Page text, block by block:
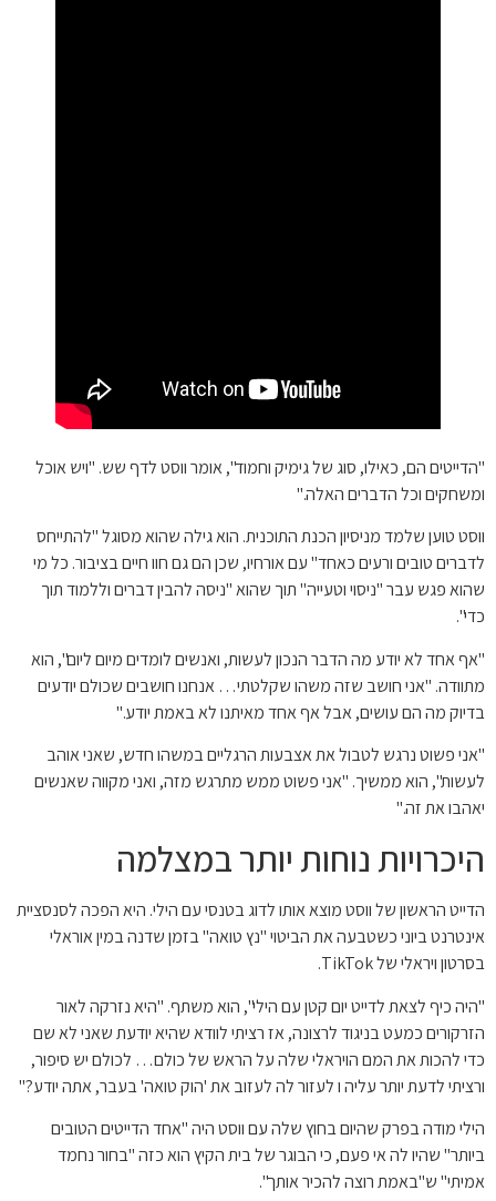
"הדייטים הם, כאילו, סוג של גימיק וחמוד", אומר ווסט לדף שש. "ויש אוכל
ומשחקים וכל הדברים האלה."
ווסט טוען שלמד מניסיון הכנת התוכנית. הוא גילה שהוא מסוגל "להתייחס
לדברים טובים ורעים כאחד" עם אורחיו, שכן הם גם חוו חיים בציבור. כל מי
שהוא פגש עבר "ניסוי וטעייה" תוך שהוא "ניסה להבין דברים וללמוד תוך
כדי".
"אף אחד לא יודע מה הדבר הנכון לעשות, ואנשים לומדים מיום ליום", הוא
מתוודה. "אני חושב שזה משהו שקלטתי… אנחנו חושבים שכולם יודעים
בדיוק מה הם עושים, אבל אף אחד מאיתנו לא באמת יודע."
"אני פשוט נרגש לטבול את אצבעות הרגליים במשהו חדש, שאני אוהב
לעשות", הוא ממשיך. "אני פשוט ממש מתרגש מזה, ואני מקווה שאנשים
יאהבו את זה."
היכרויות נוחות יותר במצלמה
הדייט הראשון של ווסט מוצא אותו לדוג בטנסי עם הילי. היא הפכה לסנסציית
אינטרנט ביוני כשטבעה את הביטוי "נץ טואה" בזמן שדנה במין אוראלי
בסרטון ויראלי של TikTok.
"היה כיף לצאת לדייט יום קטן עם הילי", הוא משתף. "היא נזרקה לאור
הזרקורים כמעט בניגוד לרצונה, אז רציתי לוודא שהיא יודעת שאני לא שם
כדי להכות את המם הויראלי שלה על הראש של כולם… לכולם יש סיפור,
ורציתי לדעת יותר עליה ו לעזור לה לעזוב את 'הוק טואה' בעבר, אתה יודע?"
הילי מודה בפרק שהיום בחוץ שלה עם ווסט היה "אחד הדייטים הטובים
ביותר" שהיו לה אי פעם, כי הבוגר של בית הקיץ הוא כזה "בחור נחמד
אמיתי" ש"באמת רוצה להכיר אותך".